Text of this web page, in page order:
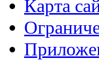
Карта